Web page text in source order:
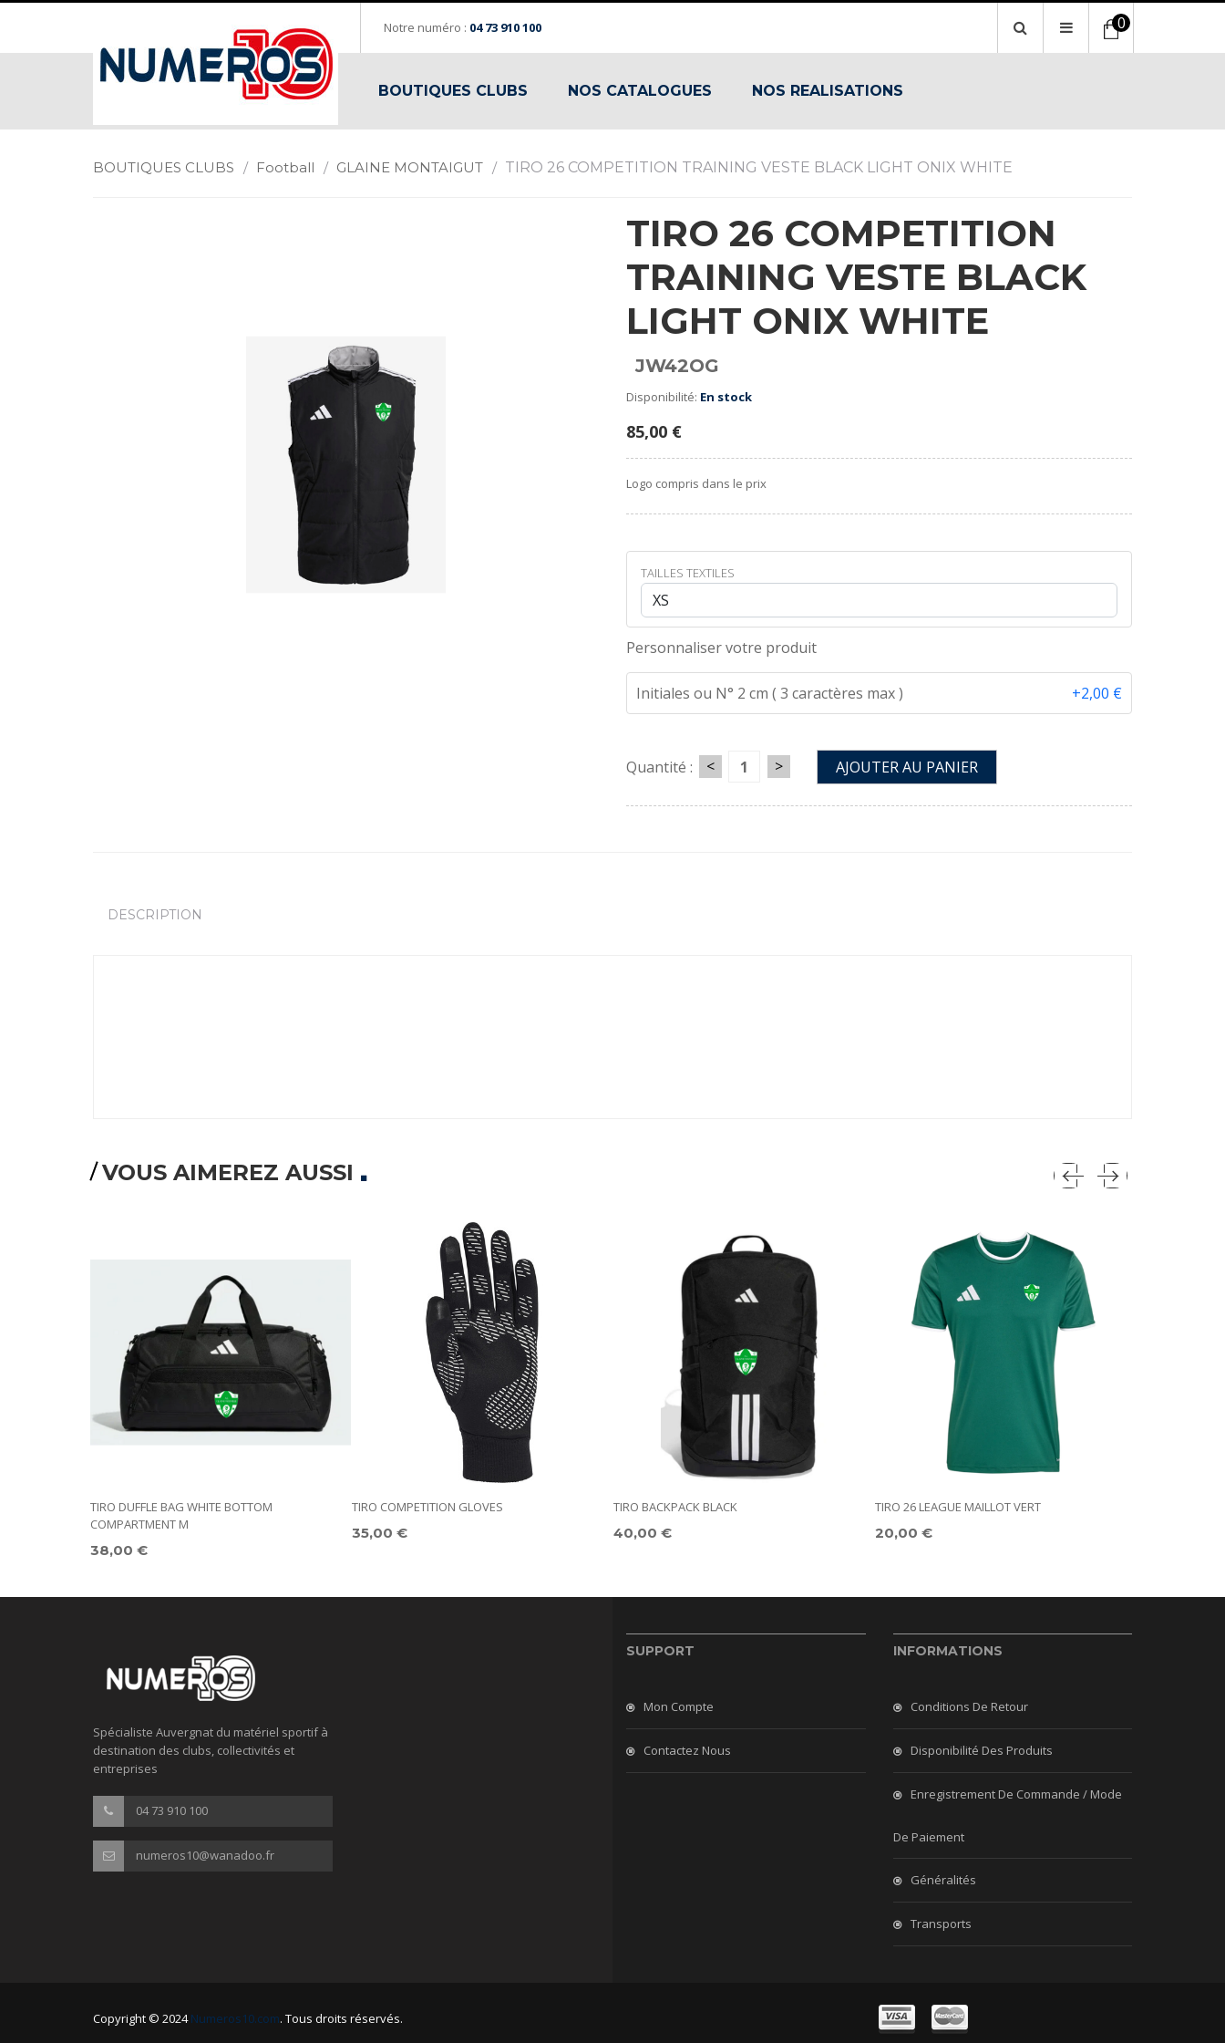
Notre numéro : 04 73 910 100 0
BOUTIQUES CLUBS NOS CATALOGUES NOS REALISATIONS
BOUTIQUES CLUBS / Football / GLAINE MONTAIGUT / TIRO 26 COMPETITION TRAINING VESTE BLACK LIGHT ONIX WHITE
TIRO 26 COMPETITION
TRAINING VESTE BLACK
LIGHT ONIX WHITE
JW42OG
Disponibilité: En stock
85,00 €
Logo compris dans le prix
TAILLES TEXTILES
Personnaliser votre produit
Initiales ou N° 2 cm ( 3 caractères max ) +2,00 €
Quantité : < > AJOUTER AU PANIER
DESCRIPTION
VOUS AIMEREZ AUSSI
TIRO DUFFLE BAG WHITE BOTTOM
COMPARTMENT M
38,00 €
TIRO COMPETITION GLOVES
35,00 €
TIRO BACKPACK BLACK
40,00 €
TIRO 26 LEAGUE MAILLOT VERT
20,00 €
Spécialiste Auvergnat du matériel sportif à
destination des clubs, collectivités et
entreprises
04 73 910 100
numeros10@wanadoo.fr
SUPPORT
Mon Compte
Contactez Nous
INFORMATIONS
Conditions De Retour
Disponibilité Des Produits
Enregistrement De Commande / Mode
De Paiement
Généralités
Transports
Copyright © 2024Numeros10.com. Tous droits réservés.